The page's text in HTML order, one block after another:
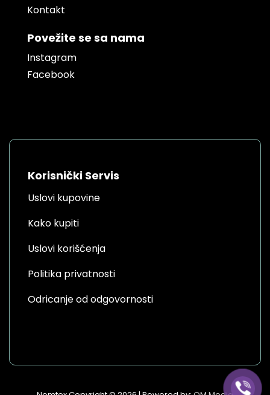
Kontakt
Povežite se sa nama
Instagram
Facebook
Korisnički Servis
Uslovi kupovine
Kako kupiti
Uslovi korišćenja
Politika privatnosti
Odricanje od odgovornosti